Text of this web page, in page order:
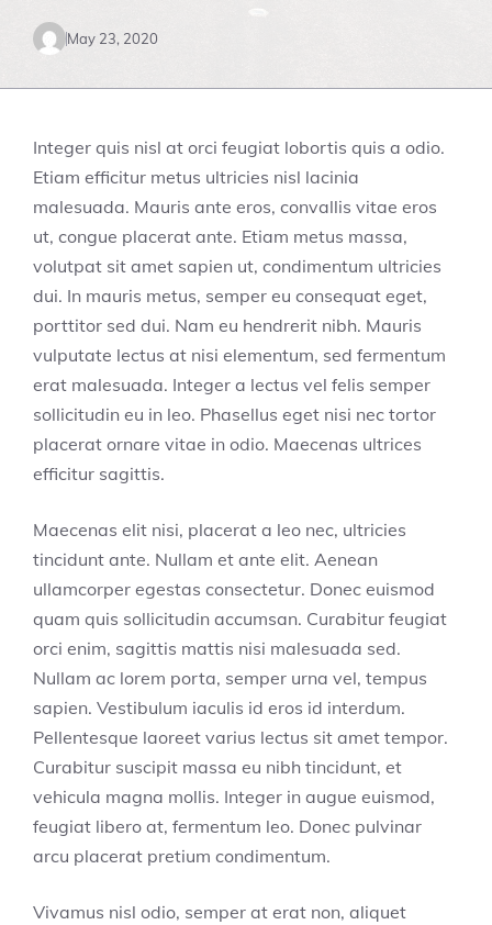
May 23, 2020
Integer quis nisl at orci feugiat lobortis quis a odio.
Etiam efficitur metus ultricies nisl lacinia
malesuada. Mauris ante eros, convallis vitae eros
ut, congue placerat ante. Etiam metus massa,
volutpat sit amet sapien ut, condimentum ultricies
dui. In mauris metus, semper eu consequat eget,
porttitor sed dui. Nam eu hendrerit nibh. Mauris
vulputate lectus at nisi elementum, sed fermentum
erat malesuada. Integer a lectus vel felis semper
sollicitudin eu in leo. Phasellus eget nisi nec tortor
placerat ornare vitae in odio. Maecenas ultrices
efficitur sagittis.
Maecenas elit nisi, placerat a leo nec, ultricies
tincidunt ante. Nullam et ante elit. Aenean
ullamcorper egestas consectetur. Donec euismod
quam quis sollicitudin accumsan. Curabitur feugiat
orci enim, sagittis mattis nisi malesuada sed.
Nullam ac lorem porta, semper urna vel, tempus
sapien. Vestibulum iaculis id eros id interdum.
Pellentesque laoreet varius lectus sit amet tempor.
Curabitur suscipit massa eu nibh tincidunt, et
vehicula magna mollis. Integer in augue euismod,
feugiat libero at, fermentum leo. Donec pulvinar
arcu placerat pretium condimentum.
Vivamus nisl odio, semper at erat non, aliquet